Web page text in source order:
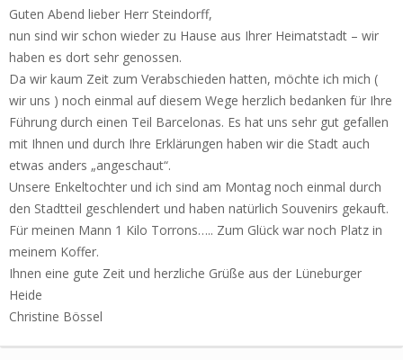
Guten Abend lieber Herr Steindorff,
nun sind wir schon wieder zu Hause aus Ihrer Heimatstadt – wir
haben es dort sehr genossen.
Da wir kaum Zeit zum Verabschieden hatten, möchte ich mich (
wir uns ) noch einmal auf diesem Wege herzlich bedanken für Ihre
Führung durch einen Teil Barcelonas. Es hat uns sehr gut gefallen
mit Ihnen und durch Ihre Erklärungen haben wir die Stadt auch
etwas anders „angeschaut“.
Unsere Enkeltochter und ich sind am Montag noch einmal durch
den Stadtteil geschlendert und haben natürlich Souvenirs gekauft.
Für meinen Mann 1 Kilo Torrons….. Zum Glück war noch Platz in
meinem Koffer.
Ihnen eine gute Zeit und herzliche Grüße aus der Lüneburger
Heide
Christine Bössel